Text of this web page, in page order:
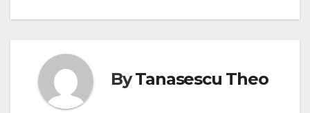
ByTanasescu Theo